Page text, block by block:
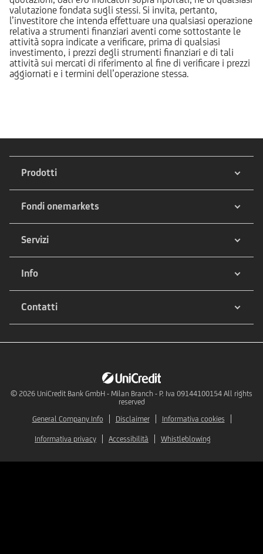
valutazione fondata sugli stessi. Si invita, pertanto,
l’investitore che intenda effettuare una qualsiasi operazione
relativa a strumenti finanziari aventi come sottostante le
attività sopra indicate a verificare, prima di qualsiasi
investimento, i prezzi degli strumenti finanziari e di tali
attività sui mercati di riferimento al fine di verificare i prezzi
aggiornati e i termini dell’operazione stessa.
Prodotti
Fondi onemarkets
Servizi
Info
Contatti
© 2026 UniCredit Bank GmbH - Milan Branch - P. Iva 09144100154 All rights
reserved
General Company Info
Disclaimer Informativa cookies
Informativa privacy Accessibilità Whistleblowing